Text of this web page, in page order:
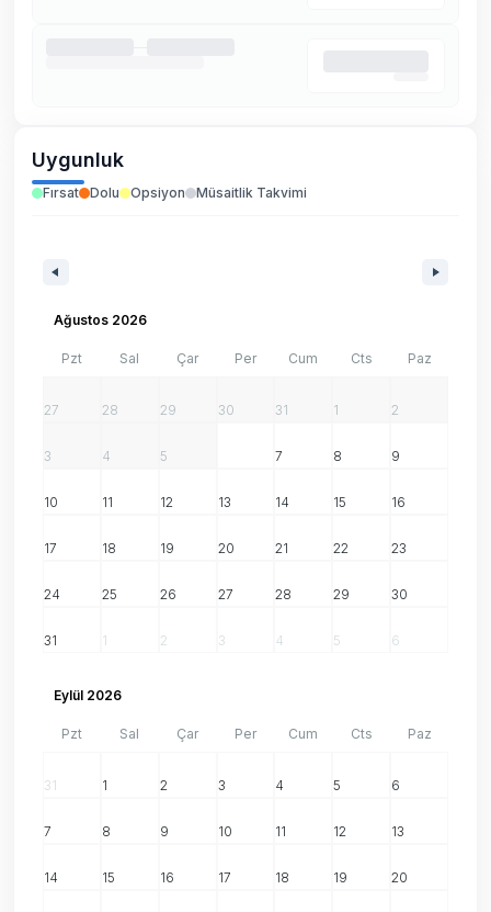
Uygunluk
Fırsat Dolu Opsiyon Müsaitlik Takvimi
Ağustos 2026
Pzt Sal Çar Per Cum Cts Paz
27 28 29 30 31 1 2
3 4 5 7 8 9
10 11 12 13 14 15 16
17 18 19 20 21 22 23
24 25 26 27 28 29 30
31 1 2 3 4 5 6
Eylül 2026
Pzt Sal Çar Per Cum Cts Paz
31 1 2 3 4 5 6
7 8 9 10 11 12 13
14 15 16 17 18 19 20